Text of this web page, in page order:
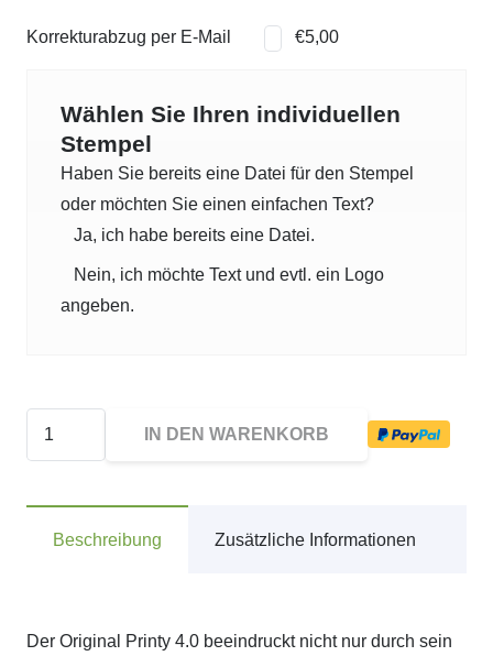
Korrekturabzug per E-Mail €5,00
Wählen Sie Ihren individuellen
Stempel
Haben Sie bereits eine Datei für den Stempel
oder möchten Sie einen einfachen Text?
Ja, ich habe bereits eine Datei.
Nein, ich möchte Text und evtl. ein Logo
angeben.
Textstempel
IN DEN WARENKORB
Beschreibung Zusätzliche Informationen
Der Original Printy 4.0 beeindruckt nicht nur durch sein